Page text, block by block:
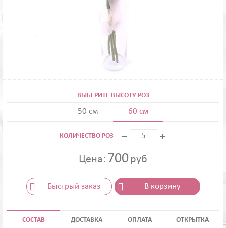
ВЫБЕРИТЕ ВЫСОТУ РОЗ
50 см 60 см
КОЛИЧЕСТВО РОЗ
Цена: 700руб
Быстрый заказ В корзину
СОСТАВ ДОСТАВКА ОПЛАТА ОТКРЫТКА